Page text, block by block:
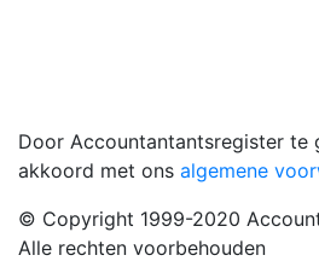
Door Accountantantsregister te
akkoord met ons algemene
© Copyright 1999-2020
Alle rechten voorbehouden